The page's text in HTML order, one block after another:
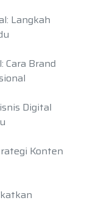
Langkah
Cara Brand
Digital
Konten